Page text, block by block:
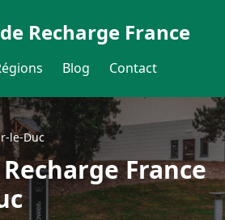
Recharge France
Blog Contact
le-Duc
France